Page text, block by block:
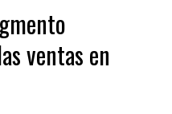
ventas en